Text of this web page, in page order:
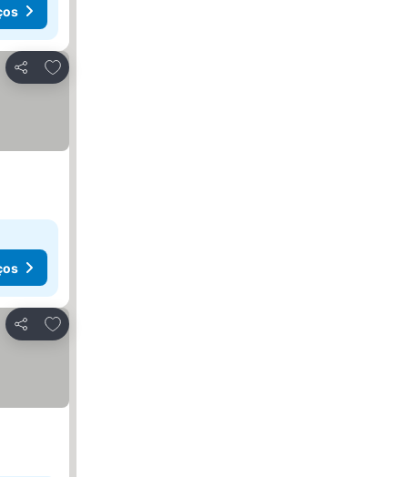
Partilhar
Adicionar aos favoritos
Partilhar
Adicionar aos favoritos